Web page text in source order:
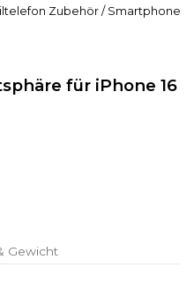
Zubehör / Smartphone
für iPhone 16
Gewicht